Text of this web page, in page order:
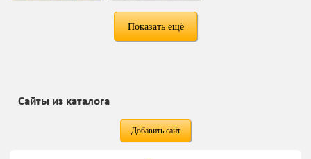
Показать ещё
Сайты из каталога
Добавить сайт